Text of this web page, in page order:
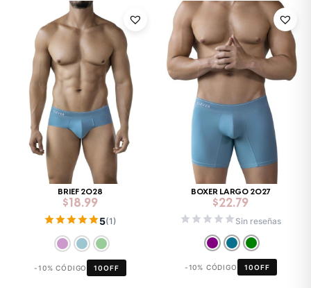
BRIEF 2028
$18.99
5(1)
-10% CÓDIGO 10OFF
BOXER LARGO 2027
$22.79
Sin reseñas
-10% CÓDIGO 10OFF